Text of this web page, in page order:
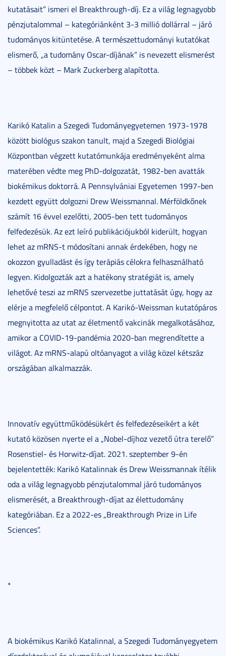
kutatásait” ismeri el Breakthrough-díj. Ez a világ legnagyobb
pénzjutalommal – kategóriánként 3-3 millió dollárral – járó
tudományos kitüntetése. A természettudományi kutatókat
elismerő, „a tudomány Oscar-díjának” is nevezett elismerést
– többek közt – Mark Zuckerberg alapította.
Karikó Katalin a Szegedi Tudományegyetemen 1973-1978
között biológus szakon tanult, majd a Szegedi Biológiai
Központban végzett kutatómunkája eredményeként alma
materében védte meg PhD-dolgozatát, 1982-ben avatták
biokémikus doktorrá. A Pennsylvániai Egyetemen 1997-ben
kezdett együtt dolgozni Drew Weissmannal. Mérföldkőnek
számít 16 évvel ezelőtti, 2005-ben tett tudományos
felfedezésük. Az ezt leíró publikációjukból kiderült, hogyan
lehet az mRNS-t módosítani annak érdekében, hogy ne
okozzon gyulladást és így terápiás célokra felhasználható
legyen. Kidolgozták azt a hatékony stratégiát is, amely
lehetővé teszi az mRNS szervezetbe juttatását úgy, hogy az
elérje a megfelelő célpontot. A Karikó-Weissman kutatópáros
megnyitotta az utat az életmentő vakcinák megalkotásához,
amikor a COVID-19-pandémia 2020-ban megrendítette a
világot. Az mRNS-alapú oltóanyagot a világ közel kétszáz
országában alkalmazzák.
Innovatív együttműködésükért és felfedezéseikért a két
kutató közösen nyerte el a „Nobel-díjhoz vezető útra terelő”
Rosenstiel- és Horwitz-díjat. 2021. szeptember 9-én
bejelentették: Karikó Katalinnak és Drew Weissmannak ítélik
oda a világ legnagyobb pénzjutalommal járó tudományos
elismerését, a Breakthrough-díjat az élettudomány
kategóriában. Ez a 2022-es „Breakthrough Prize in Life
Sciences”.
*
A biokémikus Karikó Katalinnal, a Szegedi Tudományegyetem